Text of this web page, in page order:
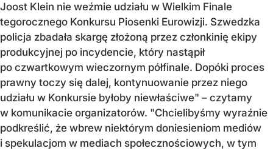
Joost Klein nie weźmie udziału w Wielkim Finale
tegorocznego Konkursu Piosenki Eurowizji. Szwedzka
policja zbadała skargę złożoną przez członkinię ekipy
produkcyjnej po incydencie, który nastąpił
po czwartkowym wieczornym półfinale. Dopóki proces
prawny toczy się dalej, kontynuowanie przez niego
udziału w Konkursie byłoby niewłaściwe" – czytamy
w komunikacie organizatorów. "Chcielibyśmy wyraźnie
podkreślić, że wbrew niektórym doniesieniom mediów
i spekulacjom w mediach społecznościowych, w tym